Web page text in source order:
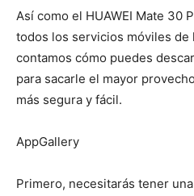
Así como el HUAWEI Mate 30
todos los servicios móviles de
contamos cómo puedes
para sacarle el mayor
más segura y fácil.
AppGallery
Primero, necesitarás tener